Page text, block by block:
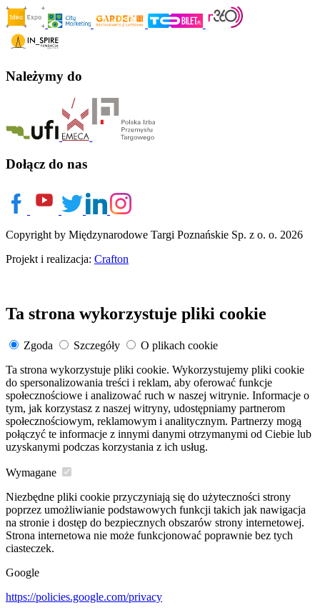
Należymy do
Dołącz do nas
Copyright by Międzynarodowe Targi Poznańskie Sp. z o. o. 2026
Projekt i realizacja: Crafton
Ta strona wykorzystuje pliki cookie
Zgoda Szczegóły
O plikach cookie
Ta strona wykorzystuje pliki cookie. Wykorzystujemy pliki cookie
do spersonalizowania treści i reklam, aby oferować funkcje
społecznościowe i analizować ruch w naszej witrynie. Informacje o
tym, jak korzystasz z naszej witryny, udostępniamy partnerom
społecznościowym, reklamowym i analitycznym. Partnerzy mogą
połączyć te informacje z innymi danymi otrzymanymi od Ciebie lub
uzyskanymi podczas korzystania z ich usług.
Wymagane
Niezbędne pliki cookie przyczyniają się do użyteczności strony
poprzez umożliwianie podstawowych funkcji takich jak nawigacja
na stronie i dostęp do bezpiecznych obszarów strony internetowej.
Strona internetowa nie może funkcjonować poprawnie bez tych
ciasteczek.
Google
https://policies.google.com/privacy